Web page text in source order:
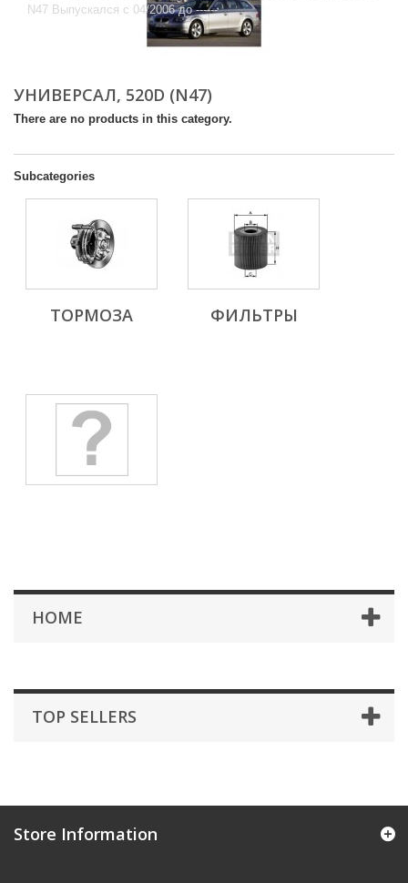
N47 Выпускался с 04/2006 до ------
УНИВЕРСАЛ, 520D (N47)
There are no products in this category.
Subcategories
ТОРМОЗА ФИЛЬТРЫ
HOME
TOP SELLERS
Store Information